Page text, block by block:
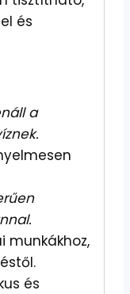
és
a
munkákhoz,
és